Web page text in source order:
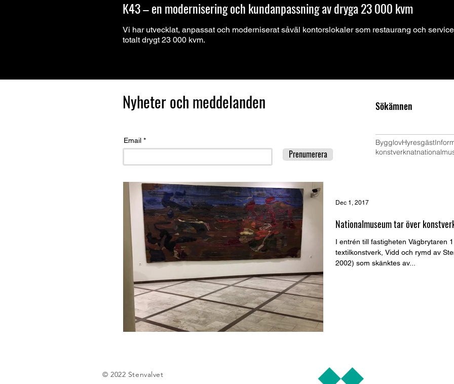
K43 – en modernisering och kundanpassning av dryga 23 000 kvm
Vi har utvecklat, anpassat och moderniserat såväl kontorslokaler som restaurang och
totalt drygt 23 000 kvm.
Nyheter och meddelanden Sökämnen
Email
Prenumerera
BygglovHyresgäst
konstverknat
Nationalmuseum tar över
I entrén till fastigheten Vägbrytaren
textilkonstverk, Vidd och rymd av
2002) som skänktes av...
Dec 1, 2017
© 2022 Stenvalvet